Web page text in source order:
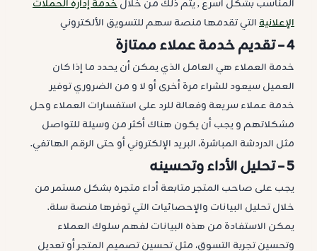
المناسب بشكل أسرع , يتم ذلك من خلالخدمة إدارة الحملات
الإعلانيةالتي تقدمها منصة سهم للتسويق الألكتروني
4 – تقديم خدمة عملاء ممتازة
خدمة العملاء هي العامل الذي يمكن أن يحدد ما إذا كان
العميل سيعود للشراء مرة أخرى أو لا و من الضروري توفير
خدمة عملاء سريعة وفعالة للرد على استفسارات العملاء وحل
مشكلاتهم و يجب أن يكون هناك أكثر من وسيلة للتواصل
مثل الدردشة المباشرة، البريد الإلكتروني أو حتى الرقم الهاتفي.
5 – تحليل الأداء وتحسينه
يجب على صاحب المتجر متابعة أداء متجره بشكل مستمر من
خلال تحليل البيانات والإحصائيات التي توفرها منصة سلة.
يمكن الاستفادة من هذه البيانات لفهم سلوك العملاء
وتحسين تجربة التسوق، مثل تحسين تصميم المتجر أو تعديل